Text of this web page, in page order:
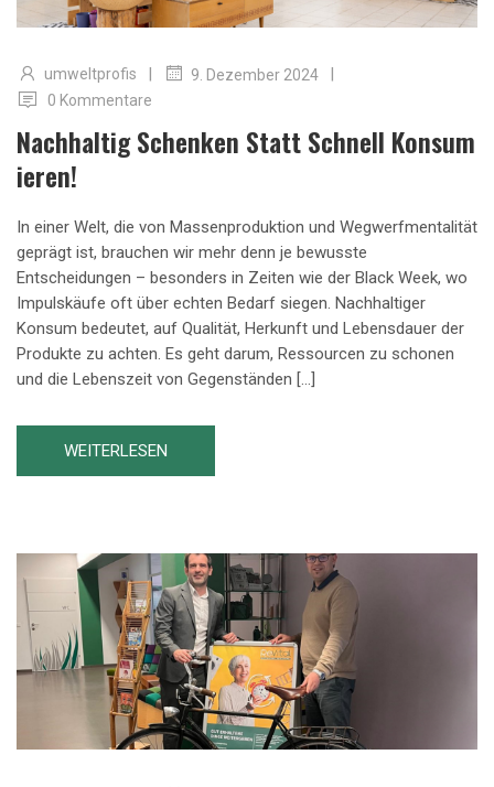
umweltprofis | 9. Dezember 2024 |
0 Kommentare
Nachhaltig Schenken Statt Schnell Konsum
Ieren!
In einer Welt, die von Massenproduktion und Wegwerfmentalität
geprägt ist, brauchen wir mehr denn je bewusste
Entscheidungen – besonders in Zeiten wie der Black Week, wo
Impulskäufe oft über echten Bedarf siegen. Nachhaltiger
Konsum bedeutet, auf Qualität, Herkunft und Lebensdauer der
Produkte zu achten. Es geht darum, Ressourcen zu schonen
und die Lebenszeit von Gegenständen […]
WEITERLESEN